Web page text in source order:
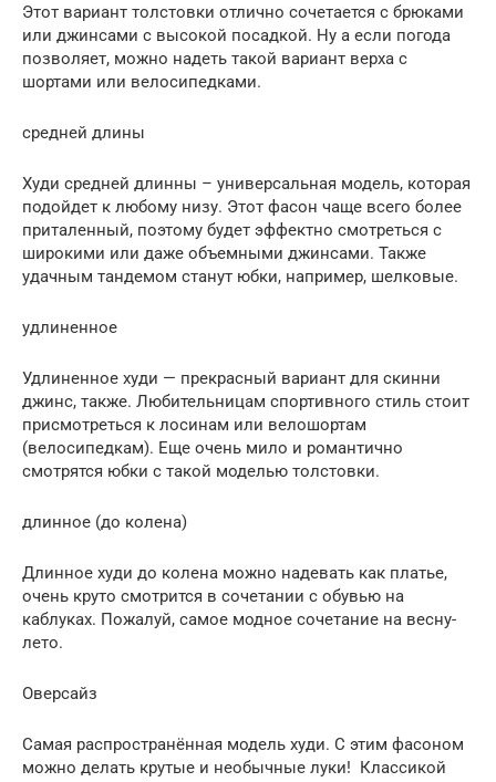
Этот вариант толстовки отлично сочетается с брюками
или джинсами с высокой посадкой. Ну а если погода
позволяет, можно надеть такой вариант верха с
шортами или велосипедками.
средней длины
Худи средней длинны – универсальная модель, которая
подойдет к любому низу. Этот фасон чаще всего более
приталенный, поэтому будет эффектно смотреться с
широкими или даже объемными джинсами. Также
удачным тандемом станут юбки, например, шелковые.
удлиненное
Удлиненное худи — прекрасный вариант для скинни
джинс, также. Любительницам спортивного стиль стоит
присмотреться к лосинам или велошортам
(велосипедкам). Еще очень мило и романтично
смотрятся юбки с такой моделью толстовки.
длинное (до колена)
Длинное худи до колена можно надевать как платье,
очень круто смотрится в сочетании с обувью на
каблуках. Пожалуй, самое модное сочетание на весну-
лето.
Оверсайз
Самая распространённая модель худи. С этим фасоном
можно делать крутые и необычные луки! Классикой